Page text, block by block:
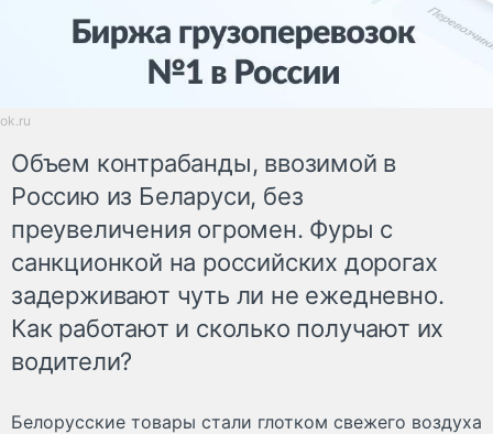
ok.ru
Объем контрабанды, ввозимой в
Россию из Беларуси, без
преувеличения огромен. Фуры с
санкционкой на российских дорогах
задерживают чуть ли не ежедневно.
Как работают и сколько получают их
водители?
Белорусские товары стали глотком свежего воздуха